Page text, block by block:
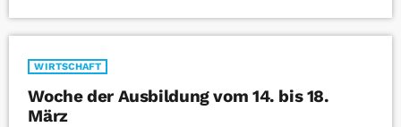
WIRTSCHAFT
Woche der Ausbildung vom 14. bis 18.
März